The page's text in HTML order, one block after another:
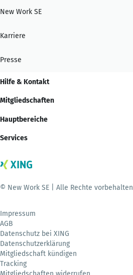
New Work SE
Karriere
Presse
Hilfe & Kontakt
Mitgliedschaften
Hauptbereiche
Services
© New Work SE | Alle Rechte vorbehalten
Impressum
AGB
Datenschutz bei XING
Datenschutzerklärung
Mitgliedschaft kündigen
Tracking